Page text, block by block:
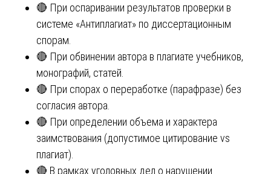
🔴 При оспаривании результатов проверки в
системе «Антиплагиат» по диссертационным
спорам.
🔴 При обвинении автора в плагиате учебников,
монографий, статей.
🔴 При спорах о переработке (парафразе) без
согласия автора.
🔴 При определении объема и характера
заимствования (допустимое цитирование vs
плагиат).
🔴 В рамках уголовных дел о нарушении